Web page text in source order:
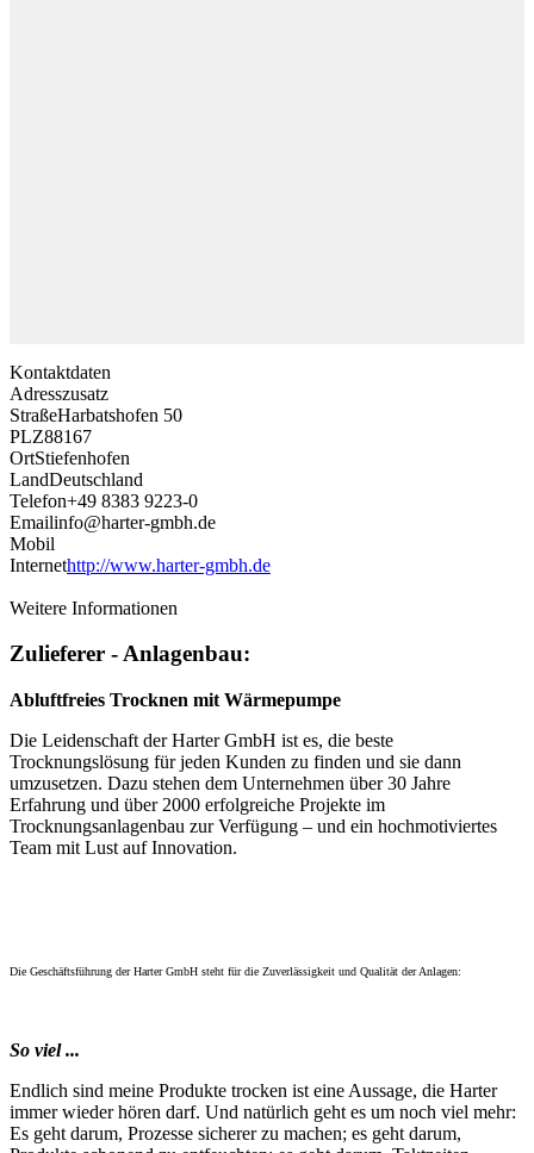
Kontaktdaten
Adresszusatz
StraßeHarbatshofen 50
PLZ88167
OrtStiefenhofen
LandDeutschland
Telefon+49 8383 9223-0
Emailinfo@harter-gmbh.de
Mobil
Internethttp://www.harter-gmbh.de
Weitere Informationen
Zulieferer - Anlagenbau:
Abluftfreies Trocknen mit Wärmepumpe
Die Leidenschaft der Harter GmbH ist es, die beste
Trocknungslösung für jeden Kunden zu finden und sie dann
umzusetzen. Dazu stehen dem Unternehmen über 30 Jahre
Erfahrung und über 2000 erfolgreiche Projekte im
Trocknungsanlagenbau zur Verfügung – und ein hochmotiviertes
Team mit Lust auf Innovation.
Die Geschäftsführung der Harter GmbH steht für die Zuverlässigkeit und Qualität der Anlagen:
So viel ...
Endlich sind meine Produkte trocken ist eine Aussage, die Harter
immer wieder hören darf. Und natürlich geht es um noch viel mehr:
Es geht darum, Prozesse sicherer zu machen; es geht darum,